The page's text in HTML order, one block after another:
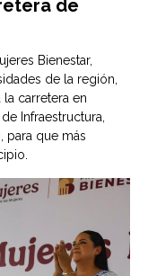
de
Bienestar,
de la región,
carretera en
Infraestructura,
para que más